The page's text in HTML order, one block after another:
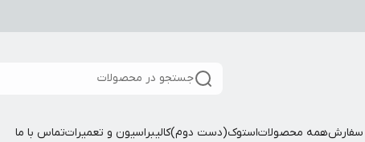
جستجو در محصولات
سفارشهمه محصولاتاستوک(دست دوم)کالیبراسیون و تعمیراتتماس با ما